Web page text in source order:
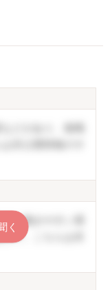
の働きやすい環
い。こちらは非
く